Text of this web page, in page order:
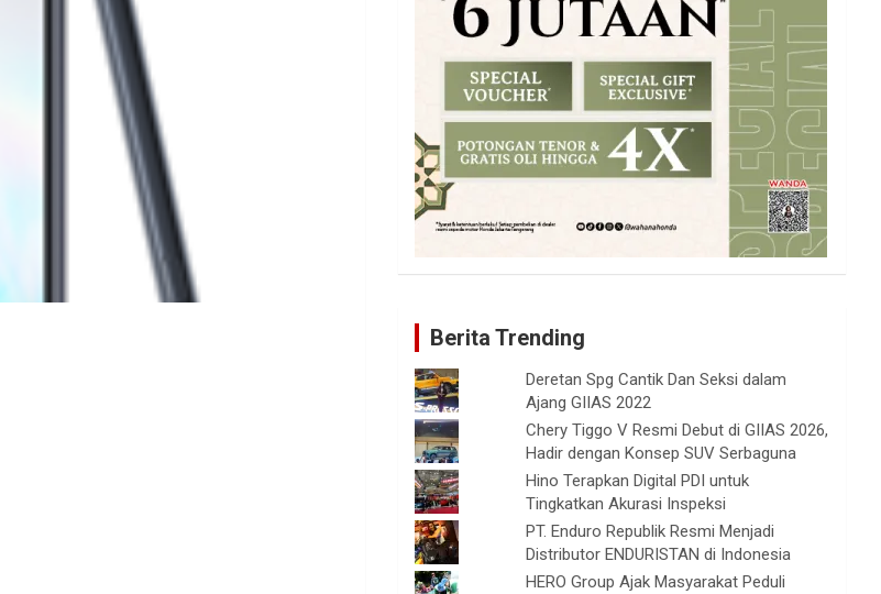
Berita Trending
Deretan Spg Cantik Dan Seksi dalam
Ajang GIIAS 2022
Chery Tiggo V Resmi Debut di GIIAS 2026,
Hadir dengan Konsep SUV Serbaguna
Hino Terapkan Digital PDI untuk
Tingkatkan Akurasi Inspeksi
PT. Enduro Republik Resmi Menjadi
Distributor ENDURISTAN di Indonesia
HERO Group Ajak Masyarakat Peduli